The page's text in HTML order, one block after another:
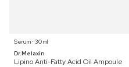
Serum ⋅ 30 ml
Dr.Melaxin
Lipino Anti-Fatty Acid Oil Ampoule